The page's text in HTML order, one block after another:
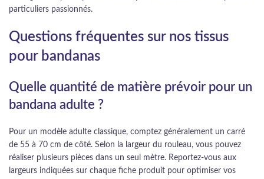
particuliers passionnés.
Questions fréquentes sur nos tissus
pour bandanas
Quelle quantité de matière prévoir pour un
bandana adulte ?
Pour un modèle adulte classique, comptez généralement un carré
de 55 à 70 cm de côté. Selon la largeur du rouleau, vous pouvez
réaliser plusieurs pièces dans un seul mètre. Reportez-vous aux
largeurs indiquées sur chaque fiche produit pour optimiser vos